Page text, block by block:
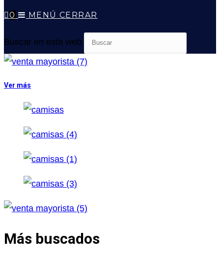
0 MENÚ CERRAR
Buscar en esta web
Ver más
Más buscados